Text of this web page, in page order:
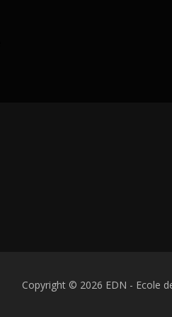
Copyright © 2026 EDN - Ecole